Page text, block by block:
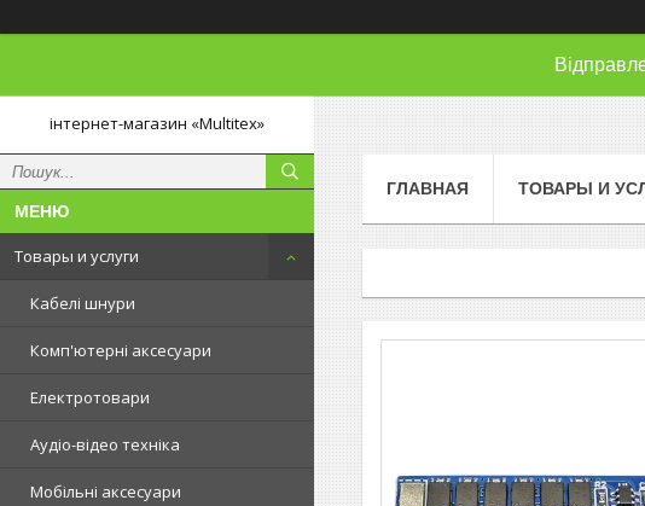
інтернет-магазин «Multitex»
Товары и услуги
Кабелі шнури
Комп'ютерні аксесуари
Електротовари
Аудіо-відео техніка
Мобільні аксесуари
ГЛАВНАЯ ТОВАРЫ И